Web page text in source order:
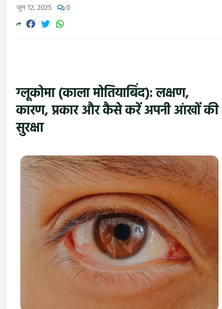
जून 12, 2025 0
ग्लूकोमा (काला मोतियाबिंद): लक्षण,
कारण, प्रकार और कैसे करें अपनी आंखों की
सुरक्षा